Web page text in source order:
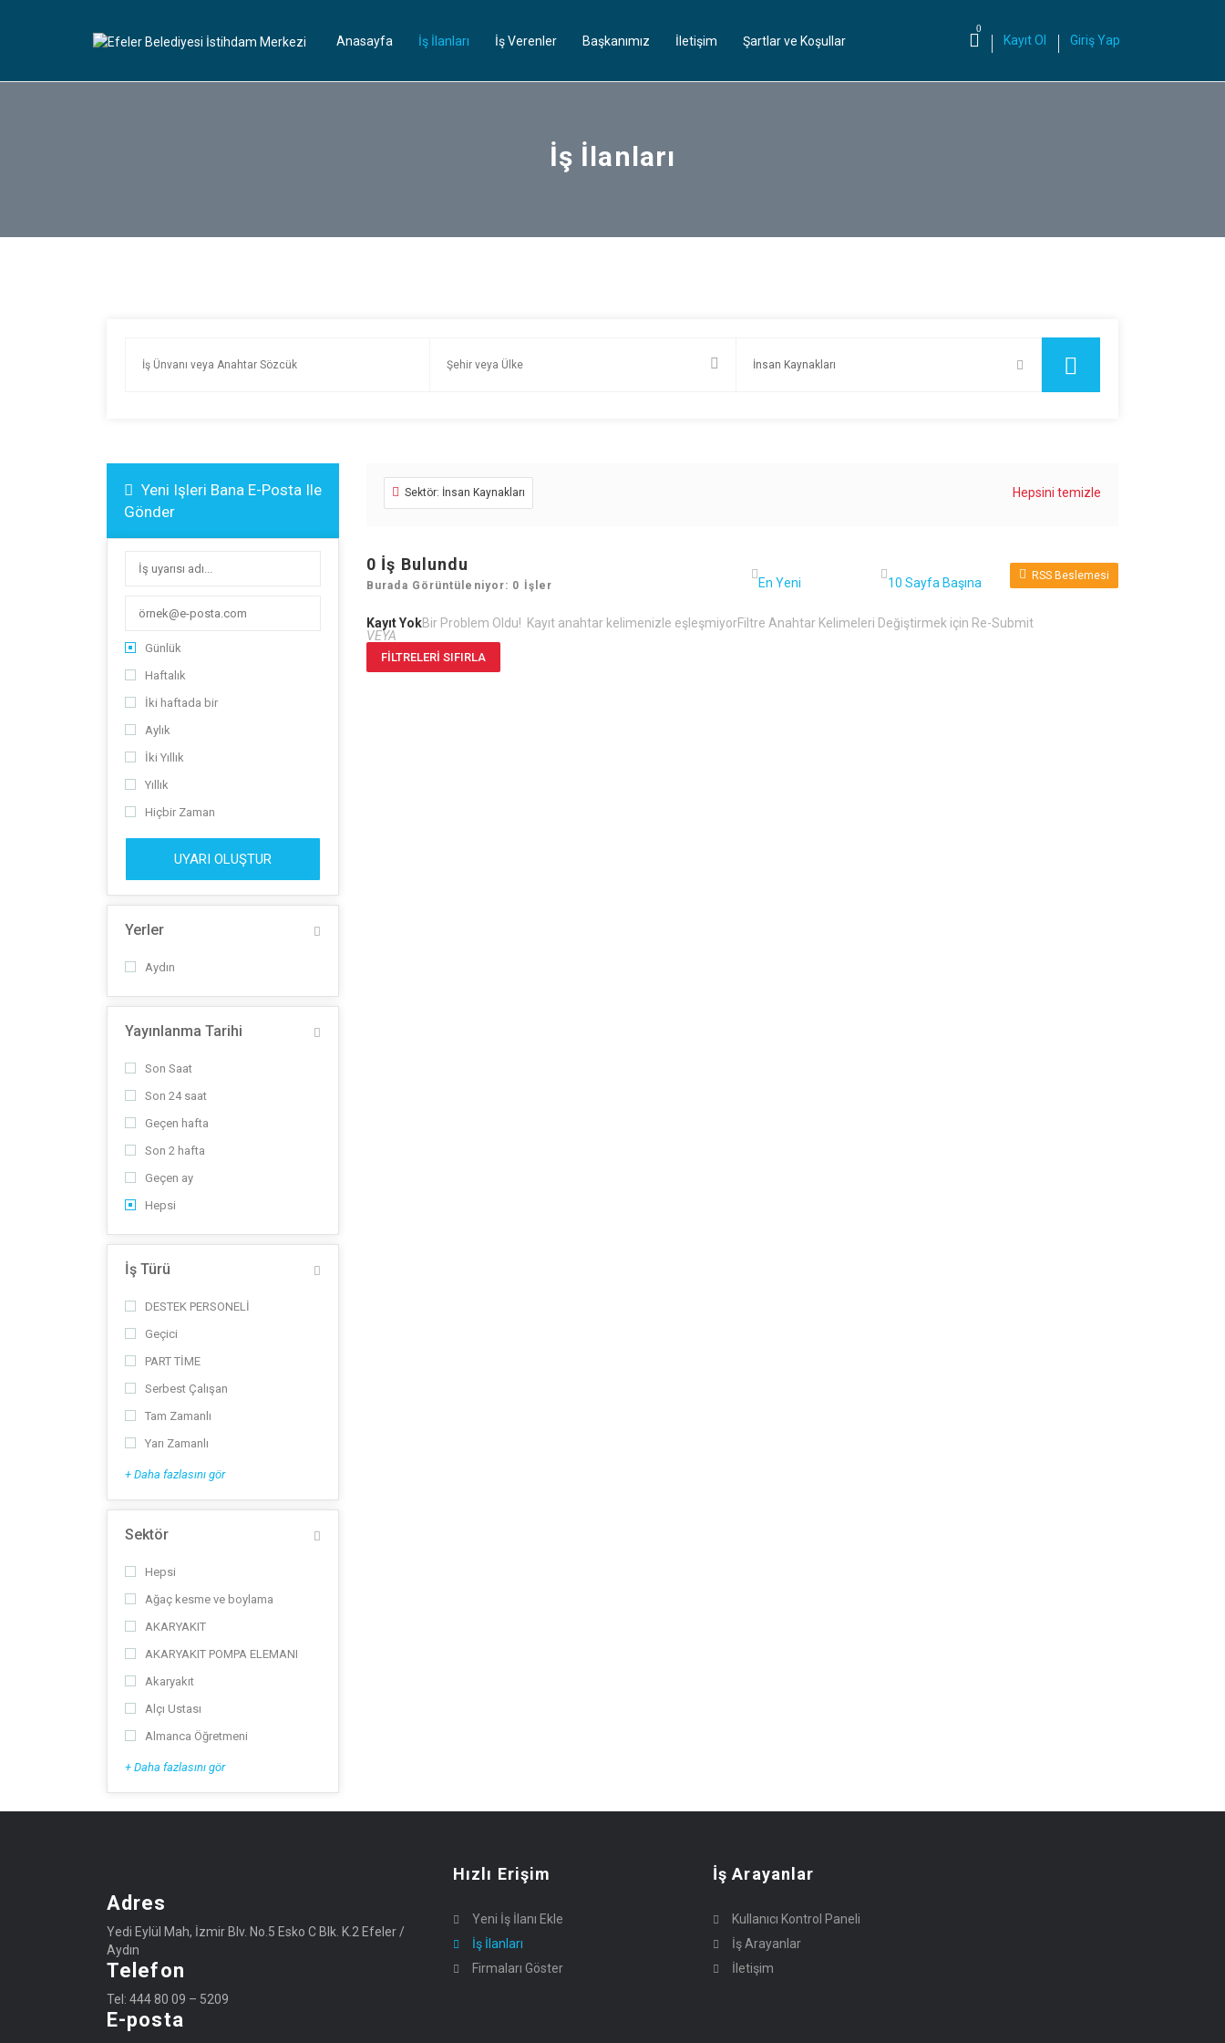
Anasayfa İş İlanları İş Verenler Başkanımız İletişim Şartlar ve Koşullar
0
Kayıt Ol Giriş Yap
İş İlanları
Yeni Işleri Bana E-Posta Ile
Gönder
Günlük
Haftalık
İki haftada bir
Aylık
İki Yıllık
Yıllık
Hiçbir Zaman
UYARI OLUŞTUR
Yerler
Aydın
Yayınlanma Tarihi
Son Saat
Son 24 saat
Geçen hafta
Son 2 hafta
Geçen ay
Hepsi
İş Türü
DESTEK PERSONELİ
Geçici
PART TİME
Serbest Çalışan
Tam Zamanlı
Yarı Zamanlı
+ Daha fazlasını gör
Sektör
Hepsi
Ağaç kesme ve boylama
AKARYAKIT
AKARYAKIT POMPA ELEMANI
Akaryakıt
Alçı Ustası
Almanca Öğretmeni
+ Daha fazlasını gör
Sektör: İnsan Kaynakları Hepsini temizle
0 İş Bulundu
Burada Görüntüleniyor: 0 İşler
RSS Beslemesi
Kayıt YokBir Problem Oldu! Kayıt anahtar kelimenizle eşleşmiyorFiltre Anahtar Kelimeleri Değiştirmek için Re-Submit
VEYA
FILTRELERI SIFIRLA
Adres
Yedi Eylül Mah, İzmir Blv. No.5 Esko C Blk. K.2 Efeler /
Aydın
Telefon
Tel: 444 80 09 – 5209
E-posta
Hızlı Erişim
Yeni İş İlanı Ekle
İş İlanları
Firmaları Göster
İş Arayanlar
Kullanıcı Kontrol Paneli
İş Arayanlar
İletişim